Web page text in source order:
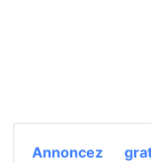
Annoncez